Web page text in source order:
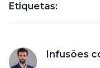
Etiquetas:
Infusões